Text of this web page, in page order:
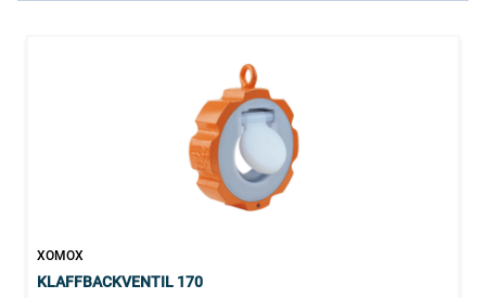
XOMOX
KLAFFBACKVENTIL 170